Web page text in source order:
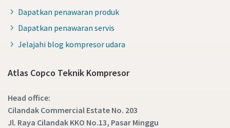
Dapatkan penawaran produk
Dapatkan penawaran servis
Jelajahi blog kompresor udara
Atlas Copco Teknik Kompresor
Head office:
Cilandak Commercial Estate No. 203
Jl. Raya Cilandak KKO No.13, Pasar Minggu